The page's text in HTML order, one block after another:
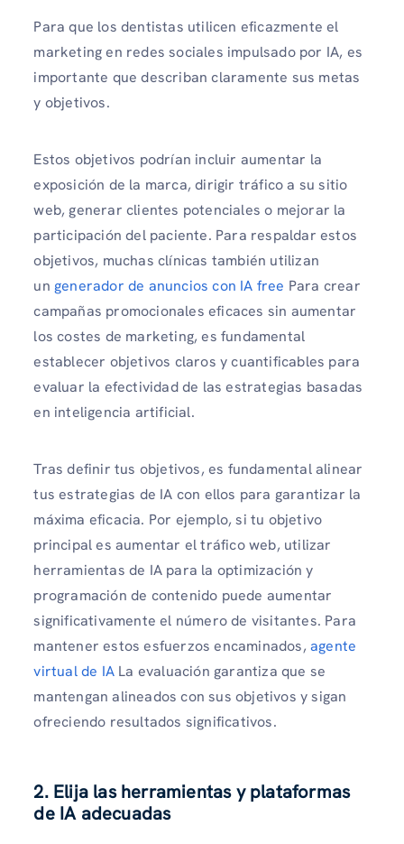
Para que los dentistas utilicen eficazmente el
marketing en redes sociales impulsado por IA, es
importante que describan claramente sus metas
y objetivos.
Estos objetivos podrían incluir aumentar la
exposición de la marca, dirigir tráfico a su sitio
web, generar clientes potenciales o mejorar la
participación del paciente. Para respaldar estos
objetivos, muchas clínicas también utilizan
un generador de anuncios con IA free Para crear
campañas promocionales eficaces sin aumentar
los costes de marketing, es fundamental
establecer objetivos claros y cuantificables para
evaluar la efectividad de las estrategias basadas
en inteligencia artificial.
Tras definir tus objetivos, es fundamental alinear
tus estrategias de IA con ellos para garantizar la
máxima eficacia. Por ejemplo, si tu objetivo
principal es aumentar el tráfico web, utilizar
herramientas de IA para la optimización y
programación de contenido puede aumentar
significativamente el número de visitantes. Para
mantener estos esfuerzos encaminados, agente
virtual de IA La evaluación garantiza que se
mantengan alineados con sus objetivos y sigan
ofreciendo resultados significativos.
2. Elija las herramientas y plataformas
de IA adecuadas